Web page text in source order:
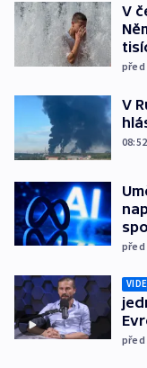
V
před
V
08:52
před
před